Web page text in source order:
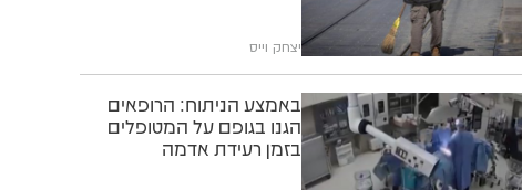
יצחק וייס
באמצע הניתוח: הרופאים
הגנו בגופם על המטופלים
בזמן רעידת אדמה